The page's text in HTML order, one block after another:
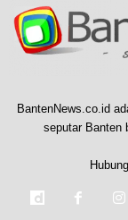
BantenNews.co.id
seputar Banten